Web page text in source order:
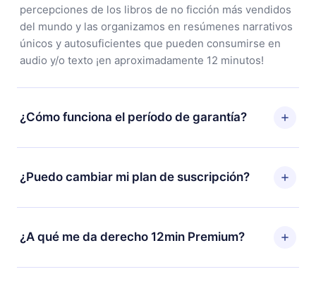
percepciones de los libros de no ficción más vendidos
del mundo y las organizamos en resúmenes narrativos
únicos y autosuficientes que pueden consumirse en
audio y/o texto ¡en aproximadamente 12 minutos!
¿Cómo funciona el período de garantía?
Puedes descargar nuestra aplicación y comenzar a
disfrutar de nuestra biblioteca. Si por alguna razón no
estás satisfecho con nuestra plataforma, simplemente
a la compra y solicita el reembolso del valor. Recibirás
¿Puedo cambiar mi plan de suscripción?
Sí, pero el cambio solo se aplicará a partir del próximo
período de facturación. Por ejemplo, si decides
cambiar tu suscripción mensual a anual, después de
¿A qué me da derecho 12min Premium?
12min Premium es un plan que te garantiza acceso a